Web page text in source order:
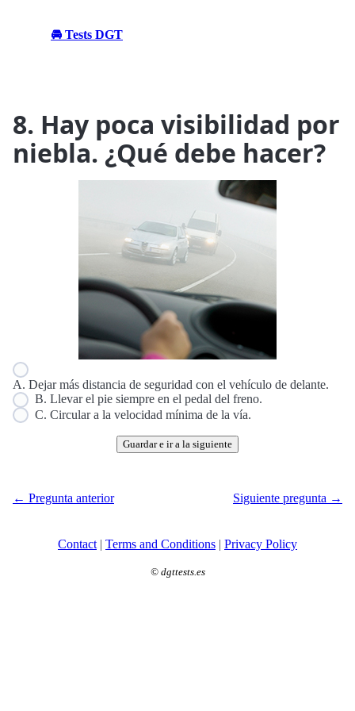
🚘 Tests DGT
8. Hay poca visibilidad por
niebla. ¿Qué debe hacer?
A. Dejar más distancia de seguridad con el vehículo de delante.
B. Llevar el pie siempre en el pedal del freno.
C. Circular a la velocidad mínima de la vía.
Guardar e ir a la siguiente
← Pregunta anterior Siguiente pregunta →
Contact | Terms and Conditions | Privacy Policy
© dgttests.es